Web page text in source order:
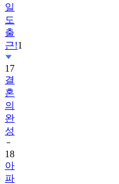
일
도
출
근!1
17
결
혼
의
완
성
18
아
파